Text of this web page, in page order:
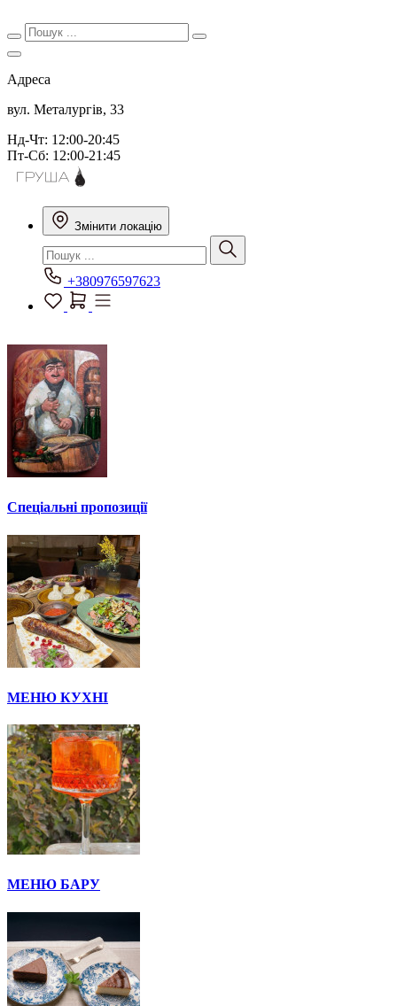
Адреса
вул. Металургів, 33
Нд-Чт: 12:00-20:45
Пт-Сб: 12:00-21:45
Змінити локацію
+380976597623
Спеціальні пропозиції
МЕНЮ КУХНІ
МЕНЮ БАРУ